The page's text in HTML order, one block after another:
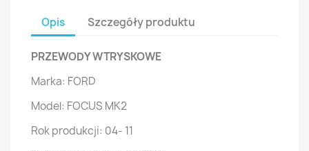
Opis Szczegóły produktu
PRZEWODY WTRYSKOWE
Marka: FORD
Model: FOCUS MK2
Rok produkcji: 04- 11